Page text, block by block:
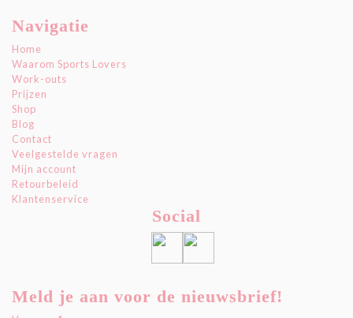
Navigatie
Home
Waarom Sports Lovers
Work-outs
Prijzen
Shop
Blog
Contact
Veelgestelde vragen
Mijn account
Retourbeleid
Klantenservice
Social
Meld je aan voor de nieuwsbrief!